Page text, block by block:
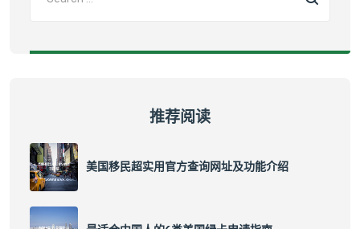
推荐阅读
美国移民超实用官方查询网址及功能介绍